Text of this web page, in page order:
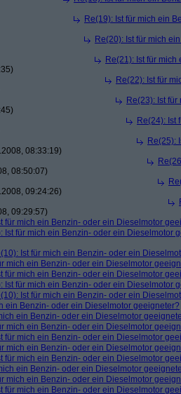
Re(19): Ist für mich ein
Re(20): Ist für mich
Re(21): Ist für
Re(22): Ist für
Re(23): Ist
Re(24): Ist
Re(25):
08:33:19)
08:50:07)
09:24:26)
09:29:57)
für mich ein Benzin- oder ein Dieselmotor
Ist für mich ein Benzin- oder ein Dieselmotor
Ist für mich ein Benzin- oder ein
mich ein Benzin- oder ein Dieselmotor
für mich ein Benzin- oder ein Dieselmotor
Ist für mich ein Benzin- oder ein Dieselmotor
Ist für mich ein Benzin- oder ein
ein Benzin- oder ein Dieselmotor geeigneter?
ein Benzin- oder ein Dieselmotor
mich ein Benzin- oder ein Dieselmotor
für mich ein Benzin- oder ein Dieselmotor
mich ein Benzin- oder ein Dieselmotor
für mich ein Benzin- oder ein Dieselmotor
ein Benzin- oder ein Dieselmotor
mich ein Benzin- oder ein Dieselmotor
für mich ein Benzin- oder ein Dieselmotor